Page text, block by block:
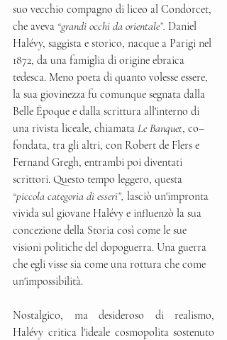
suo vecchio compagno di liceo al Condorcet,
che aveva “grandi occhi da orientale”. Daniel
Halévy, saggista e storico, nacque a Parigi nel
1872, da una famiglia di origine ebraica
tedesca. Meno poeta di quanto volesse essere,
la sua giovinezza fu comunque segnata dalla
Belle Époque e dalla scrittura all'interno di
una rivista liceale, chiamata Le Banquet, co–
fondata, tra gli altri, con Robert de Flers e
Fernand Gregh, entrambi poi diventati
scrittori. Questo tempo leggero, questa
“piccola categoria di esseri”, lasciò un'impronta
vivida sul giovane Halévy e influenzò la sua
concezione della Storia così come le sue
visioni politiche del dopoguerra. Una guerra
che egli visse sia come una rottura che come
un'impossibilità.
Nostalgico, ma desideroso di realismo,
Halévy critica l'ideale cosmopolita sostenuto